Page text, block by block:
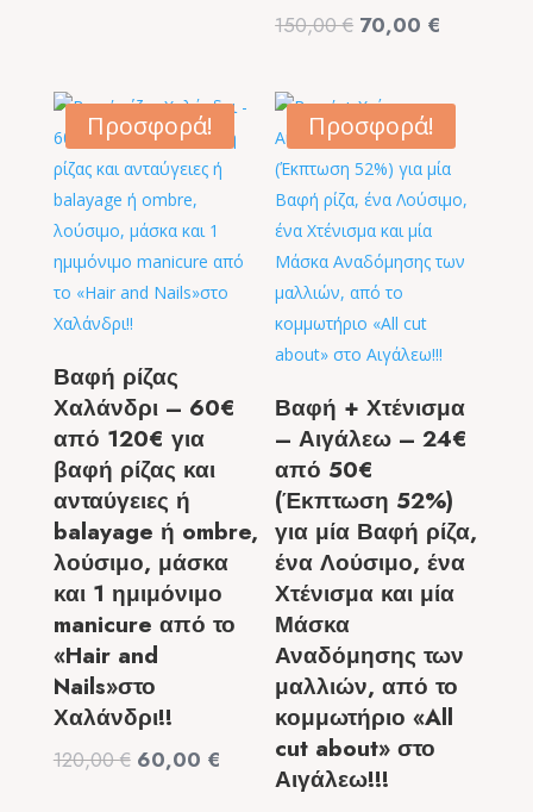
150,00€ Original
150,00 €.
70,00 €
70,00 €.
Προσφορά!
Βαφή ρίζας
Χαλάνδρι – 60€
από 120€ για
βαφή ρίζας και
ανταύγειες ή
balayage ή ombre,
λούσιμο, μάσκα
και 1 ημιμόνιμο
manicure από το
«Hair and
Nails»στο
Χαλάνδρι!!
120,00€ Original
60,00 €
τρέχουσα
Προσφορά!
Βαφή + Χτένισμα
– Αιγάλεω – 24€
από 50€
(Έκπτωση 52%)
για μία Βαφή ρίζα,
ένα Λούσιμο, ένα
Χτένισμα και μία
Μάσκα
Αναδόμησης των
μαλλιών, από το
κομμωτήριο «All
cut about» στο
Αιγάλεω!!!